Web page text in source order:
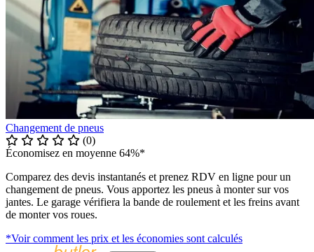
Changement de pneus
(0)
Économisez en moyenne 64%*
Comparez des devis instantanés et prenez RDV en ligne pour un
changement de pneus. Vous apportez les pneus à monter sur vos
jantes. Le garage vérifiera la bande de roulement et les freins avant
de monter vos roues.
*Voir comment les prix et les économies sont calculés